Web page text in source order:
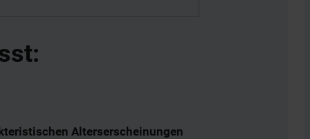
Alterserscheinungen